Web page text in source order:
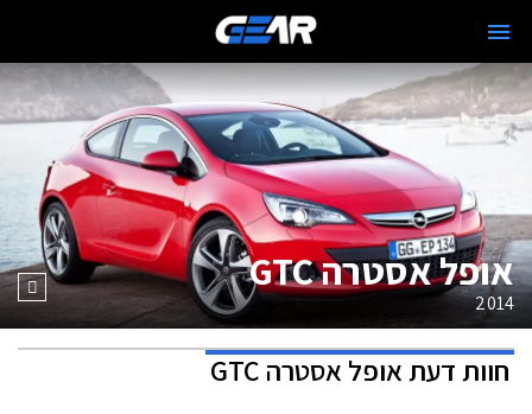
אופל אסטרה GTC
2014
חוות דעתאופל אסטרה GTC